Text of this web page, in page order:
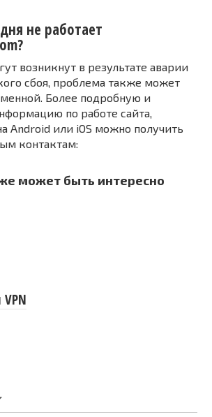
не работает
возникнут в результате аварии
сбоя, проблема также может
Более подробную и
по работе сайта,
Android или iOS можно получить
контактам:
может быть интересно